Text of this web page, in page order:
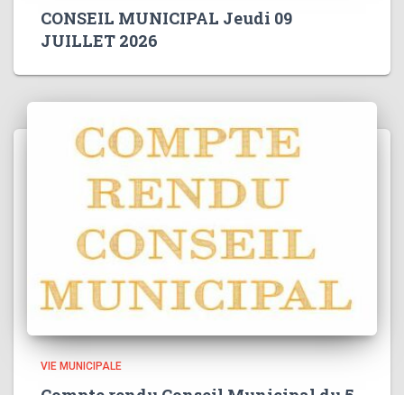
CONSEIL MUNICIPAL Jeudi 09
JUILLET 2026
VIE MUNICIPALE